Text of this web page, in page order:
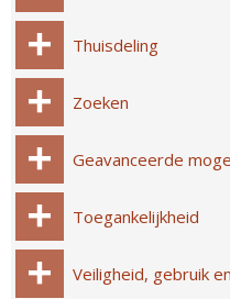
Thuisdeling
Zoeken
Geavanceerde
Toegankelijkheid
Veiligheid, gebruik